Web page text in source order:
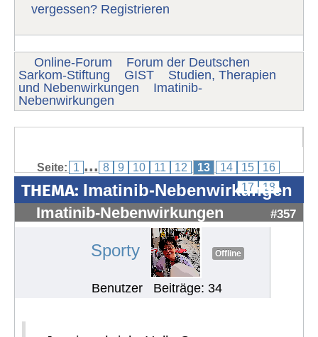
vergessen? Registrieren
Online-Forum
Forum der Deutschen
Sarkom-Stiftung
GIST
Studien, Therapien
und Nebenwirkungen
Imatinib-
Nebenwirkungen
Seite: 1 ... 8 9 10 11 12 13 14 15
16
17
18
THEMA: Imatinib-Nebenwirkungen
Imatinib-Nebenwirkungen #357
Sporty Offline
Benutzer Beiträge: 34